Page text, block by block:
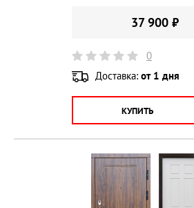
37 900 ₽
0
Доставка: от 1 дня
КУПИТЬ